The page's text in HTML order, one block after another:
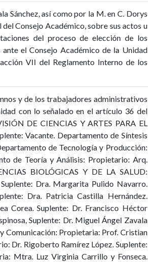
Sánchez, así como por la M. en C. Dorys
Consejo Académico, sobre sus actos u
del proceso de elección de los
el Consejo Académico de la Unidad
VII del Reglamento Interno de los
y de los trabajadores administrativos
con lo señalado en el artículo 36 del
DE CIENCIAS Y ARTES PARA EL
Vacante. Departamento de Síntesis
de Tecnología y Producción:
de Teoría y Análisis: Propietario: Arq.
BIOLÓGICAS Y DE LA SALUD:
Dra. Margarita Pulido Navarro.
Dra. Patricia Castilla Hernández.
Corea. Suplente: Dr. Francisco Héctor
Suplente: Dr. Miguel Ángel Zavala
Comunicación: Propietaria: Prof. Cristian
Dr. Rigoberto Ramírez López. Suplente:
Mtra. Luz Virginia Carrillo y Fonseca.